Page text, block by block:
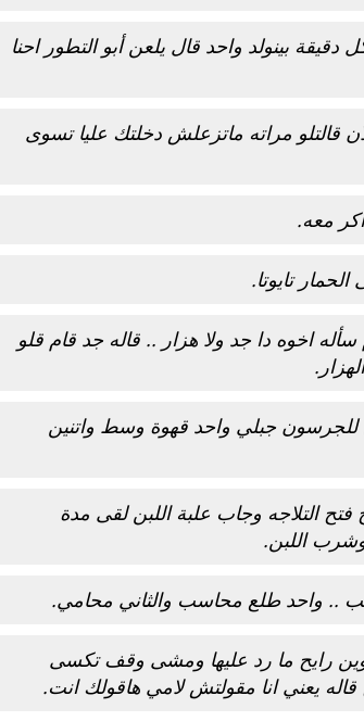
بينولد واحد قال يلعن أبو التطور احنا
قالتلو مراته ماتزعلش دخلتك عليا تسوى
معه.
تايوتا.
اخوه دا جد ولا هزار .. قاله جد قام قلو
جبلي واحد قهوة وسط واتنين
التلاجه وجاب علبة اللبن لقى مدة
اللبن.
.. واحد طلع محاسب والثاني محامي.
رايح ما رد عليها ومشى وقف تكسى
يعني انا مقولتش لامي هاقولك انت.